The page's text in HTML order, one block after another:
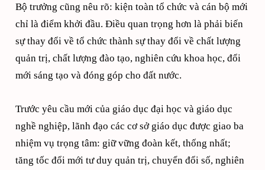
Bộ trưởng cũng nêu rõ: kiện toàn tổ chức và cán bộ mới
chỉ là điểm khởi đầu. Điều quan trọng hơn là phải biến
sự thay đổi về tổ chức thành sự thay đổi về chất lượng
quản trị, chất lượng đào tạo, nghiên cứu khoa học, đổi
mới sáng tạo và đóng góp cho đất nước.
Trước yêu cầu mới của giáo dục đại học và giáo dục
nghề nghiệp, lãnh đạo các cơ sở giáo dục được giao ba
nhiệm vụ trọng tâm: giữ vững đoàn kết, thống nhất;
tăng tốc đổi mới tư duy quản trị, chuyển đổi số, nghiên